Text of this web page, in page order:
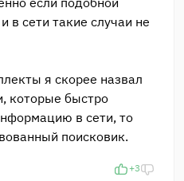
в сети такие случаи не
я скорее назвал
которые быстро
в сети, то
поисковик.
+3